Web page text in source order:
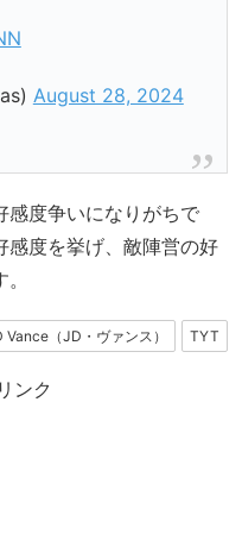
August 28, 2024
感度争いになりがちで
感度を挙げ、敵陣営の好
Vance（JD・ヴァンス） TYT
ンク